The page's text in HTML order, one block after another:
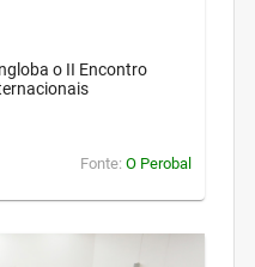
o II Encontro
Fonte: O Perobal